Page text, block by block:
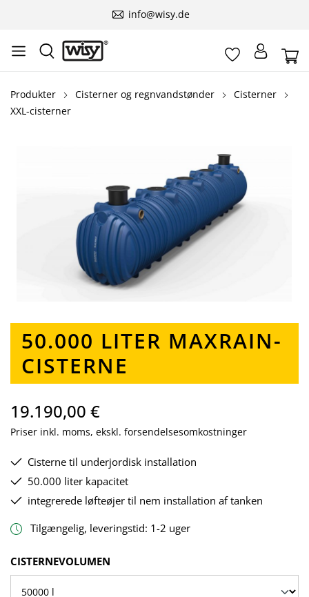
info@wisy.de
Produkter Cisterner og regnvandstønder
Cisterner
XXL-cisterner
50.000 LITER MAXRAIN-
CISTERNE
19.190,00 €
Priser inkl. moms, ekskl. forsendelsesomkostninger
Cisterne til underjordisk installation
50.000 liter kapacitet
integrerede løfteøjer til nem installation af tanken
Tilgængelig, leveringstid: 1-2 uger
VÆLG
CISTERNEVOLUMEN